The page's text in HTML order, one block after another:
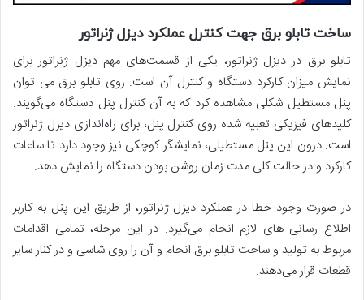
ساخت تابلو برق جهت کنترل عملکرد دیزل ژنراتور
تابلو برق در دیزل ژنراتور، یکی از قسمت­‌های مهم دیزل ژنراتور برای
نمایش میزان کارکرد دستگاه و کنترل آن است. روی تابلو برق می توان
پنل مستطیل شکلی مشاهده کرد که به آن کنترل پنل دستگاه می‌گویند.
کلیدهای فیزیکی تعبیه شده روی کنترل پنل، برای راه‌اندازی دیزل ژنراتور
است. درون این پنل مستطیلی، نمایشگر کوچکی نیز وجود دارد تا ساعات
کارکرد و در حالت کلی مدت زمان روشن بودن دستگاه را نمایش دهد.
در صورت وجود خطا در عملکرد دیزل ژنراتور، از طریق این پنل به کاربر
اطلاع ­رسانی ­های لازم انجام می­‌گیرد. در این مرحله، تمامی اقدامات
مربوط به تولید و ساخت تابلو برق انجام و آن را روی شاسی و در کنار سایر
قطعات قرار می­‌دهند.